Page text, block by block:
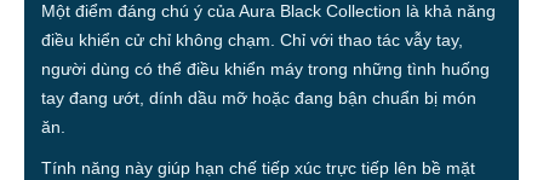
Một điểm đáng chú ý của Aura Black Collection là khả năng
điều khiển cử chỉ không chạm. Chỉ với thao tác vẫy tay,
người dùng có thể điều khiển máy trong những tình huống
tay đang ướt, dính dầu mỡ hoặc đang bận chuẩn bị món
ăn.
Tính năng này giúp hạn chế tiếp xúc trực tiếp lên bề mặt